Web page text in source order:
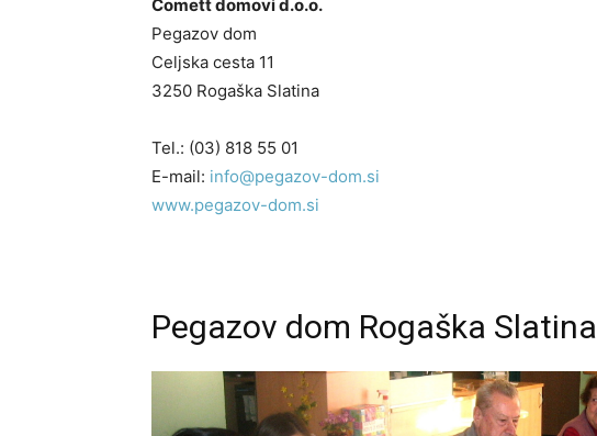
Comett domovi d.o.o.
Pegazov dom
Celjska cesta 11
3250 Rogaška Slatina
Tel.: (03) 818 55 01
E-mail: info@pegazov-dom.si
www.pegazov-dom.si
Pegazov dom Rogaška Slatina